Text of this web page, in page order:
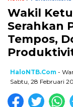
Wakil
Serahkan
Tempos,
HaloNTB.com -
Sabtu, 28 Februari